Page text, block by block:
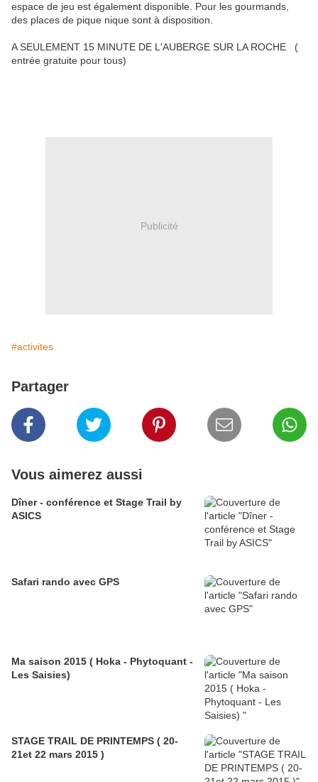
espace de jeu est également disponible. Pour les gourmands,
des places de pique nique sont à disposition.
A SEULEMENT 15 MINUTE DE L'AUBERGE SUR LA ROCHE (
entrée gratuite pour tous)
Publicité
#activites
Partager
Vous aimerez aussi
Dîner - conférence et Stage Trail by
ASICS
Safari rando avec GPS
Ma saison 2015 ( Hoka - Phytoquant -
Les Saisies)
STAGE TRAIL DE PRINTEMPS ( 20-
21et 22 mars 2015 )